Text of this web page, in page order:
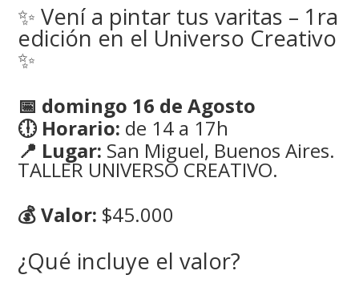
✨ Vení a pintar tus varitas – 1ra
edición en el Universo Creativo
✨
📅 domingo 16 de Agosto
🕕 Horario: de 14 a 17h
📍 Lugar: San Miguel, Buenos Aires.
TALLER UNIVERSO CREATIVO.
💰 Valor: $45.000
¿Qué incluye el valor?